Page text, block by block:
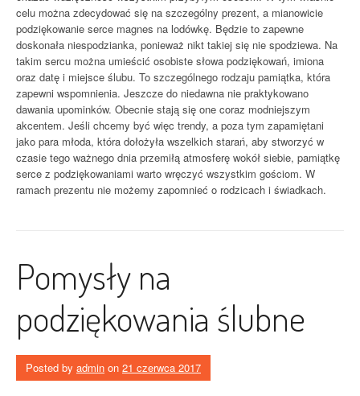
celu można zdecydować się na szczególny prezent, a mianowicie
podziękowanie serce magnes na lodówkę. Będzie to zapewne
doskonała niespodzianka, ponieważ nikt takiej się nie spodziewa. Na
takim sercu można umieścić osobiste słowa podziękowań, imiona
oraz datę i miejsce ślubu. To szczególnego rodzaju pamiątka, która
zapewni wspomnienia. Jeszcze do niedawna nie praktykowano
dawania upominków. Obecnie stają się one coraz modniejszym
akcentem. Jeśli chcemy być więc trendy, a poza tym zapamiętani
jako para młoda, która dołożyła wszelkich starań, aby stworzyć w
czasie tego ważnego dnia przemiłą atmosferę wokół siebie, pamiątkę
serce z podziękowaniami warto wręczyć wszystkim gościom. W
ramach prezentu nie możemy zapomnieć o rodzicach i świadkach.
Pomysły na
podziękowania ślubne
Posted by admin on 21 czerwca 2017